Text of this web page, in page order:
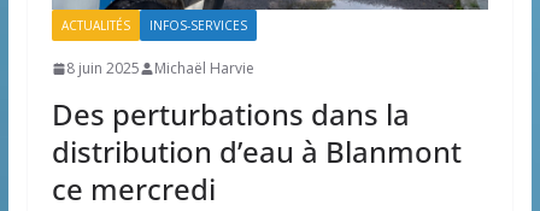
ACTUALITÉS INFOS-SERVICES
8 juin 2025 Michaël Harvie
Des perturbations dans la
distribution d’eau à Blanmont
ce mercredi